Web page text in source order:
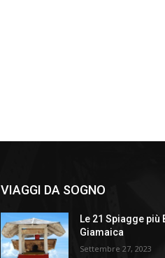
VIAGGI DA SOGNO
Le 21 Spiagge più
Giamaica
Settembre 27, 2023